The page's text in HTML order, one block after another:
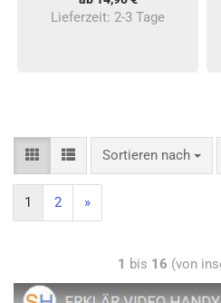
Lieferzeit: 2-3 Tage
Sortieren nach
1 2 »
1 bis 16 (von